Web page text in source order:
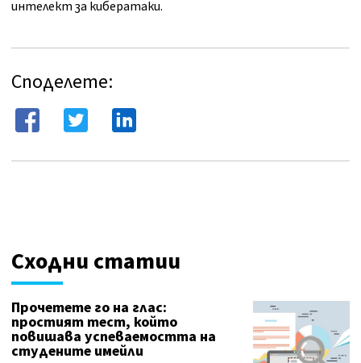
интелект за кибератаки.
Споделете:
Сходни статии
Прочетете го на глас:
простият тест, който
повишава успеваемостта на
студените имейли